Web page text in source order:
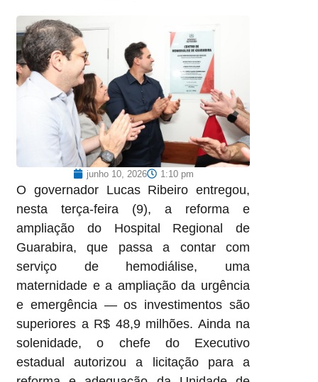
junho 10, 2026 1:10 pm
O governador Lucas Ribeiro entregou,
nesta terça-feira (9), a reforma e
ampliação do Hospital Regional de
Guarabira, que passa a contar com
serviço de hemodiálise, uma
maternidade e a ampliação da urgência
e emergência — os investimentos são
superiores a R$ 48,9 milhões. Ainda na
solenidade, o chefe do Executivo
estadual autorizou a licitação para a